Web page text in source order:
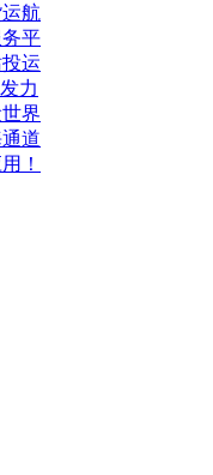
航
平
运
力
界
道
！